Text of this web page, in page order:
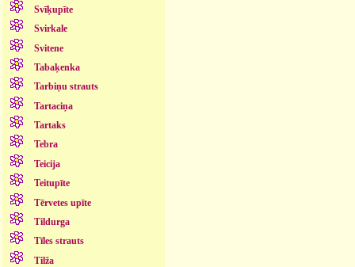
Svīķupīte
Svirkale
Svitene
Tabaķenka
Tarbiņu strauts
Tartaciņa
Tartaks
Tebra
Teicija
Teitupīte
Tērvetes upīte
Tildurga
Tīles strauts
Tilža